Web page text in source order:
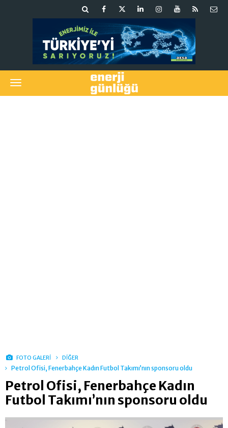
FOTO GALERİ DİĞER
Petrol Ofisi, Fenerbahçe Kadın Futbol Takımı’nın sponsoru oldu
Petrol Ofisi, Fenerbahçe Kadın
Futbol Takımı’nın sponsoru oldu